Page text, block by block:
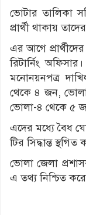
ভোটার তালিকা
প্রার্থী থাকায়
এর আগে
রিটার্নিং
মনোনয়নপত্র
থেকে ৪ জন,
ভোলা-৪ থেকে ৫
এদের মধ্যে বৈধ
টির সিদ্ধান্ত স্থগিত
ভোলা জেলা
এ তথ্য নিশ্চিত